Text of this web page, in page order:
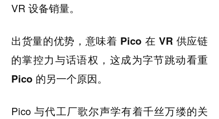
VR 设备销量。
出货量的优势，意味着 Pico 在 VR 供应链
的掌控力与话语权，这成为字节跳动看重
Pico 的另一个原因。
Pico 与代工厂歌尔声学有着千丝万缕的关